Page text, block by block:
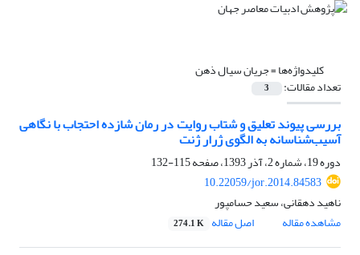
کلیدواژه‌ها =جریان سیال ذهن
تعداد مقالات: 3
بررسی پیوند تعلیق و شتاب روایت در رمان شازده احتجاب با نگاهی
آسیب‌شناسانه به الگوی ژرار ژنت
دوره 19، شماره 2، آذر 1393، صفحه
115-132
10.22059/jor.2014.84583
ناهید دهقانی، سعید حسامپور
مشاهده مقاله
اصل مقاله 274.1 K